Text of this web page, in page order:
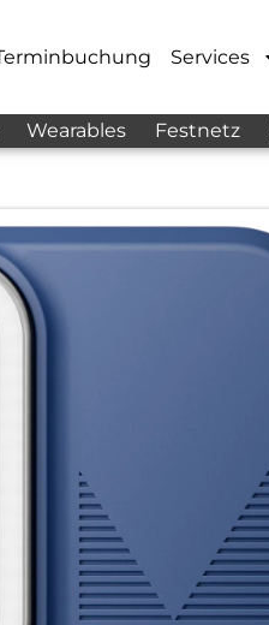
Services
Wearables Festnetz